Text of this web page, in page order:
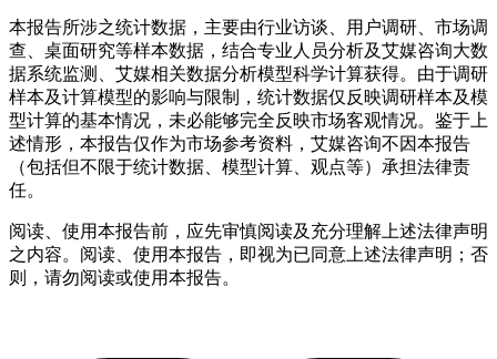
本报告所涉之统计数据，主要由行业访谈、用户调研、市场调
查、桌面研究等样本数据，结合专业人员分析及艾媒咨询大数
据系统监测、艾媒相关数据分析模型科学计算获得。由于调研
样本及计算模型的影响与限制，统计数据仅反映调研样本及模
型计算的基本情况，未必能够完全反映市场客观情况。鉴于上
述情形，本报告仅作为市场参考资料，艾媒咨询不因本报告
（包括但不限于统计数据、模型计算、观点等）承担法律责
任。
阅读、使用本报告前，应先审慎阅读及充分理解上述法律声明
之内容。阅读、使用本报告，即视为已同意上述法律声明；否
则，请勿阅读或使用本报告。